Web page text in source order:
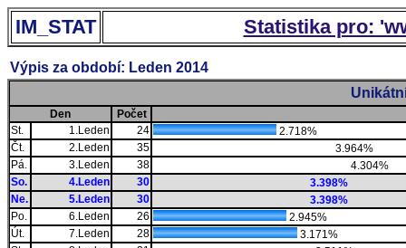
IM_STAT Statistika pro:
Výpis za období: Leden 2014
Den
Počet
St.
1.Leden 24
2.718%
Čt.
2.Leden 35
3.964%
Pá.
3.Leden 38
4.304%
So.
4.Leden 30
3.398%
Ne.
5.Leden 30
3.398%
Po.
6.Leden 26
2.945%
Út.
7.Leden 28
3.171%